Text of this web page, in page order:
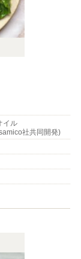
イル
社共同開発)